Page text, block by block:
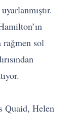
rağmen sol
Quaid, Helen